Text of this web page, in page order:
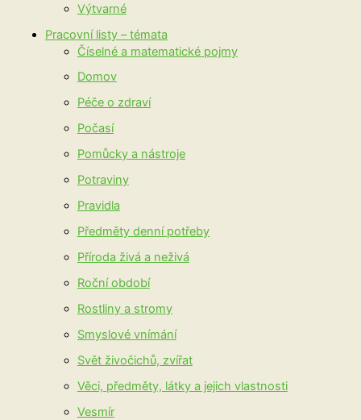
Výtvarné
Pracovní listy – témata
Číselné a matematické pojmy
Domov
Péče o zdraví
Počasí
Pomůcky a nástroje
Potraviny
Pravidla
Předměty denní potřeby
Příroda živá a neživá
Roční období
Rostliny a stromy
Smyslové vnímání
Svět živočichů, zvířat
Věci, předměty, látky a jejich vlastnosti
Vesmír